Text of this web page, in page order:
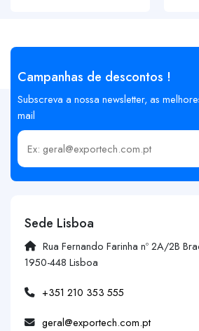
Campanhas de descontos !
Subscreva a nossa newsletter, as
mail
Insira o seu email
Sede Lisboa
Rua Fernando Farinha nº 2A/2B
1950-448 Lisboa
+351 210 353 555
geral@exportech.com.pt